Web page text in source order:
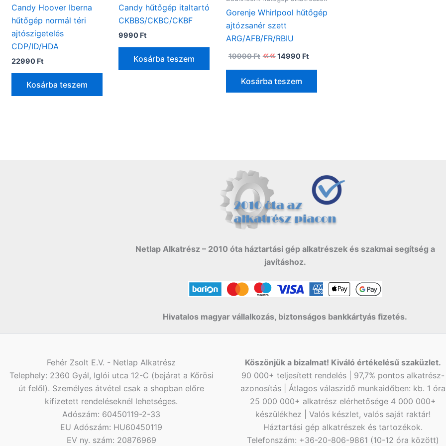
Candy Hoover Iberna
hűtőgép normál téri
ajtószigetelés
CDP/ID/HDA
22990 Ft
Kosárba teszem
Candy hűtőgép italtartó
CKBBS/CKBC/CKBF
9990 Ft
Kosárba teszem
Gorenje Whirlpool hűtőgép
ajtózsanér szett
ARG/AFB/FR/RBIU
19990Ft
Original
price
was:
19990 Ft.
14990 FtCurrent
price
is:
Kosárba teszem
Netlap Alkatrész – 2010 óta háztartási gép alkatrészek és szakmai segítség a
javításhoz.
Hivatalos magyar vállalkozás, biztonságos bankkártyás fizetés.
Fehér Zsolt E.V. - Netlap Alkatrész
Telephely: 2360 Gyál, Iglói utca 12-C (bejárat a Kőrösi
út felől). Személyes átvétel csak a shopban előre
kifizetett rendeléseknél lehetséges.
Adószám: 60450119-2-33
EU Adószám: HU60450119
EV ny. szám: 20876969
Köszönjük a bizalmat! Kiváló értékelésű szaküzlet.
90 000+ teljesített rendelés | 97,7% pontos alkatrész-
azonosítás | Átlagos válaszidő munkaidőben: kb. 1 óra
25 000 000+ alkatrész elérhetősége 4 000 000+
készülékhez | Valós készlet, valós saját raktár!
Háztartási gép alkatrészek és tartozékok.
Telefonszám: +36-20-806-9861 (10-12 óra között)